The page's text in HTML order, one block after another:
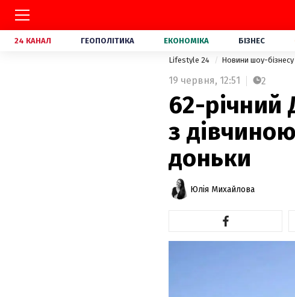
24 КАНАЛ ГЕОПОЛІТИКА ЕКОНОМІКА БІЗНЕС
Lifestyle 24 Новини шоу-бізнесу
19 червня, 12:51 2
62-
з
доньки
Юлія Михайлова